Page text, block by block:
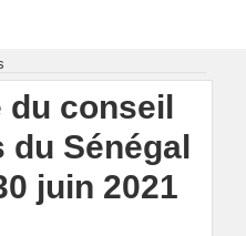
du conseil
Sénégal
juin 2021